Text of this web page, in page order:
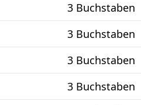
3 Buchstaben
3 Buchstaben
3 Buchstaben
3 Buchstaben